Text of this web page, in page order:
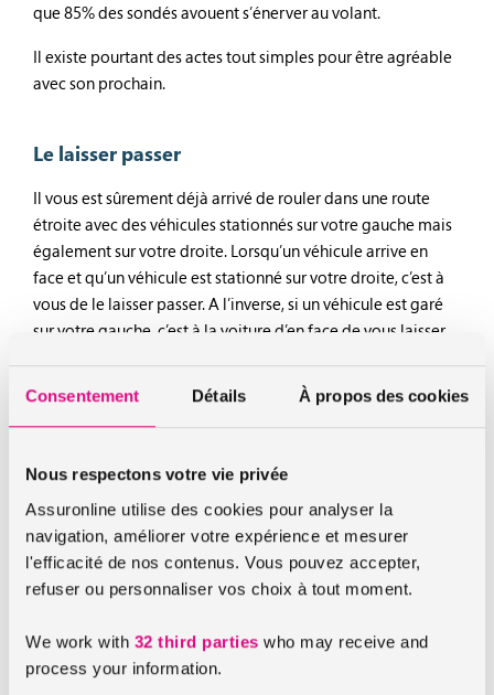
Consentement Détails À propos des cookies
Nous respectons votre vie privée
Assuronline utilise des cookies pour analyser la
navigation, améliorer votre expérience et mesurer
l'efficacité de nos contenus. Vous pouvez accepter,
refuser ou personnaliser vos choix à tout moment.
We work with 32 third parties who may receive and
process your information.
que 85% des sondés avouent s’énerver au volant.
Il existe pourtant des actes tout simples pour être agréable
avec son prochain.
Le laisser passer
Il vous est sûrement déjà arrivé de rouler dans une route
étroite avec des véhicules stationnés sur votre gauche mais
également sur votre droite. Lorsqu’un véhicule arrive en
face et qu’un véhicule est stationné sur votre droite, c’est à
vous de le laisser passer. A l’inverse, si un véhicule est garé
sur votre gauche, c’est à la voiture d’en face de vous laisser
Ce rappel vous parait évident ? Et bien détrompez-vous,
beaucoup d’automobilistes ne respectent pas cette règle de
Le remerciement
Combien de fois avez vous laissé la priorité à quelqu’un ou
laissé traverser un piéton sans qu’il ne vous remercie ? Nous
fait plaisir ! Un geste de la main, un signe de tête ou encore
un sourire… Une simple attention de votre part peut parfois